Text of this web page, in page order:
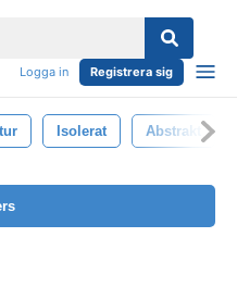
Logga in Registrera sig
Isolerat Abstrakt